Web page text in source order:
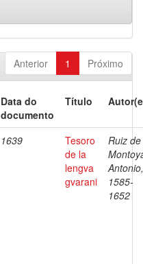
Anterior 1 Próximo
Data do
documento
Título
1639
Tesoro
de la
lengva
gvarani
Ruiz de
Antonio,
1585-
1652